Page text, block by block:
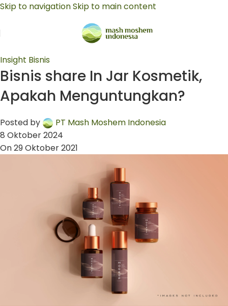
Skip to navigationSkip to main content
Insight Bisnis
Bisnis share In Jar Kosmetik,
Apakah Menguntungkan?
Posted by
PT Mash Moshem Indonesia
8 Oktober 2024
On 29 Oktober 2021